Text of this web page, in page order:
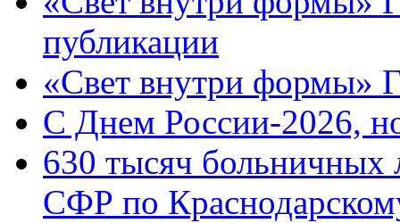
публикации
«Свет внутри формы»
C Днем России-2026,
630 тысяч больничных
СФР по